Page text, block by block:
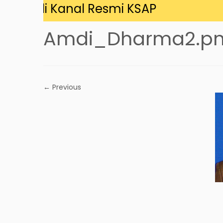
di Kanal Resmi KSAP
← Previous